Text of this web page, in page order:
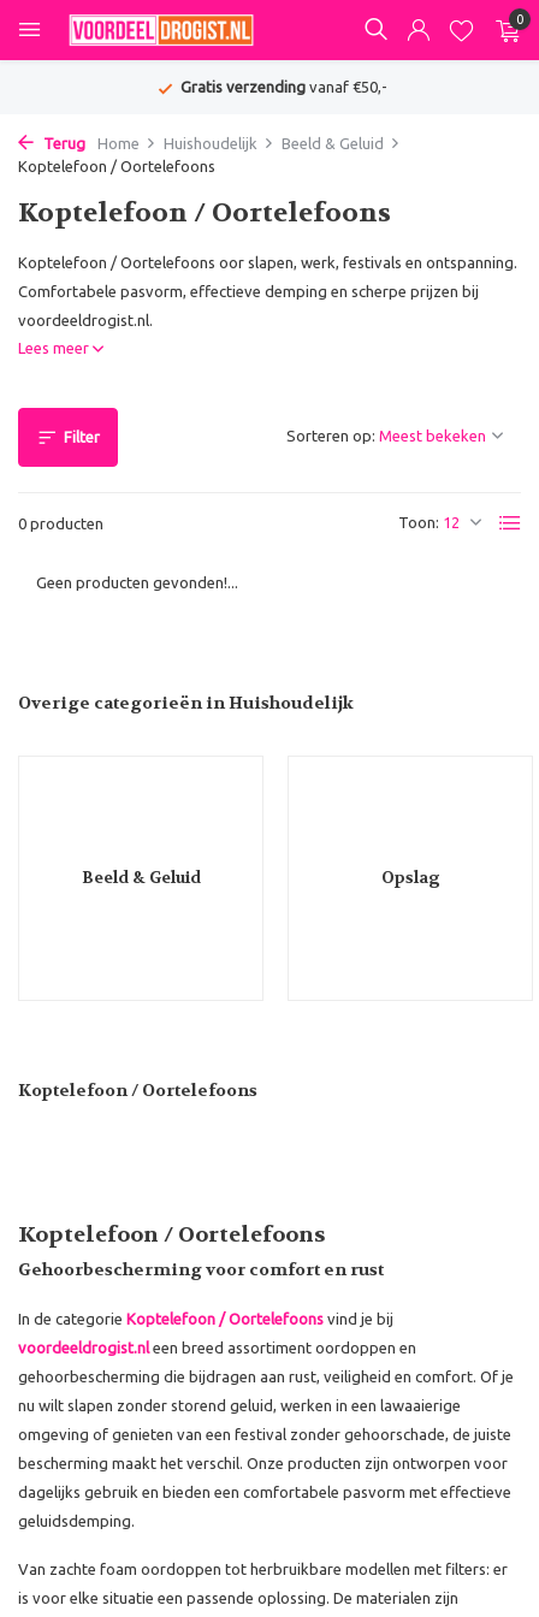
0
Gratis verzendingvanaf €50,-
Terug Home Huishoudelijk
Beeld & Geluid
Koptelefoon / Oortelefoons
Koptelefoon / Oortelefoons
Koptelefoon / Oortelefoons oor slapen, werk, festivals en ontspanning.
Comfortabele pasvorm, effectieve demping en scherpe prijzen bij
voordeeldrogist.nl.
Lees meer
Filter
0 producten Toon:
Sorteren op:
Geen producten gevonden!...
Overige categorieën in Huishoudelijk
Beeld & Geluid Opslag
Koptelefoon / Oortelefoons
Koptelefoon / Oortelefoons
Gehoorbescherming voor comfort en rust
In de categorie Koptelefoon / Oortelefoons vind je bij
voordeeldrogist.nleen breed assortiment oordoppen en
gehoorbescherming die bijdragen aan rust, veiligheid en comfort. Of je
nu wilt slapen zonder storend geluid, werken in een lawaaierige
omgeving of genieten van een festival zonder gehoorschade, de juiste
bescherming maakt het verschil. Onze producten zijn ontworpen voor
dagelijks gebruik en bieden een comfortabele pasvorm met effectieve
geluidsdemping.
Van zachte foam oordoppen tot herbruikbare modellen met filters: er
is voor elke situatie een passende oplossing. De materialen zijn